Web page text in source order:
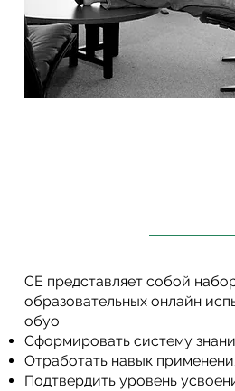
СЕ представляет собой
образовательных онлайн
обуо
Сформировать систему
Отработать навык
Подтвердить уровень